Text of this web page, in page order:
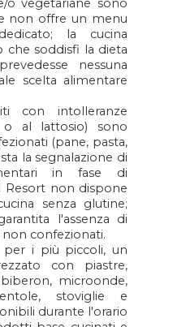
o vegetariane sono
non offre un menu
la cucina
soddisfi la dieta
nessuna
scelta alimentare
con intolleranze
al lattosio) sono
(pane, pasta,
la segnalazione di
in fase di
Resort non dispone
senza glutine;
l'assenza di
confezionati.
i più piccoli, un
con piastre,
microonde,
stoviglie e
durante l'orario